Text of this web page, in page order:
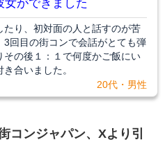
女ができました
たり、初対面の人と話すのが苦
3回目の街コンで会話がとても弾
その後１：１で何度かご飯にい
き合いました。
20代・男性
コンジャパン、Xより引